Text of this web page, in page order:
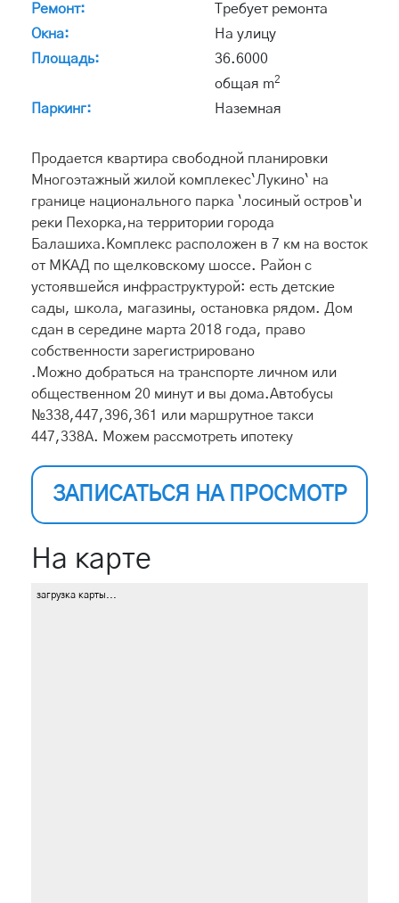
Ремонт:
Требует ремонта
Окна:
На улицу
Площадь:
36.6000
общая m2
Паркинг: Наземная
Продается квартира свободной планировки
Многоэтажный жилой комплекес`Лукино` на
границе национального парка `лосиный остров`и
реки Пехорка,на территории города
Балашиха.Комплекс расположен в 7 км на восток
от МКАД по щелковскому шоссе. Район с
устоявшейся инфраструктурой: есть детские
сады, школа, магазины, остановка рядом. Дом
сдан в середине марта 2018 года, право
собственности зарегистрировано
.Можно добраться на транспорте личном или
общественном 20 минут и вы дома.Автобусы
№338,447,396,361 или маршрутное такси
447,338А. Можем рассмотреть ипотеку
ЗАПИСАТЬСЯ НА ПРОСМОТР
На карте
загрузка карты...